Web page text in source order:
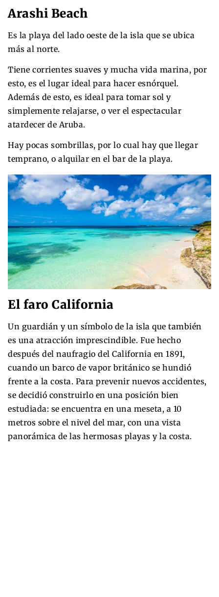
Arashi Beach
Es la playa del lado oeste de la isla que se ubica
más al norte.
Tiene corrientes suaves y mucha vida marina, por
esto, es el lugar ideal para hacer esnórquel.
Además de esto, es ideal para tomar sol y
simplemente relajarse, o ver el espectacular
atardecer de Aruba.
Hay pocas sombrillas, por lo cual hay que llegar
temprano, o alquilar en el bar de la playa.
El faro California
Un guardián y un símbolo de la isla que también
es una atracción imprescindible. Fue hecho
después del naufragio del California en 1891,
cuando un barco de vapor británico se hundió
frente a la costa. Para prevenir nuevos accidentes,
se decidió construirlo en una posición bien
estudiada: se encuentra en una meseta, a 10
metros sobre el nivel del mar, con una vista
panorámica de las hermosas playas y la costa.